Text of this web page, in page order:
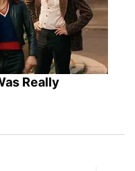
Really